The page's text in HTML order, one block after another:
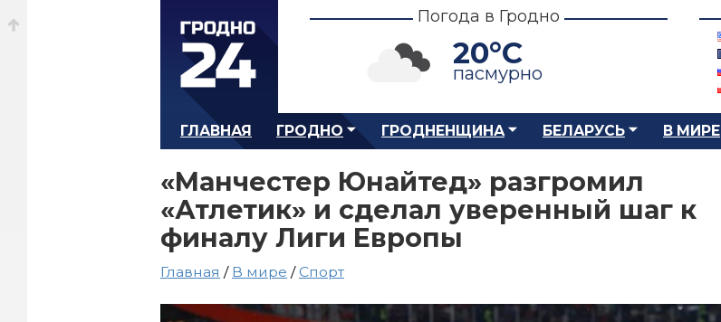
Погода в Гродно
20°C
пасмурно
ГЛАВНАЯ ГРОДНО ГРОДНЕНЩИНА БЕЛАРУСЬ В МИРЕ
«Манчестер Юнайтед» разгромил
«Атлетик» и сделал уверенный шаг к
финалу Лиги Европы
Главная / В мире /Спорт